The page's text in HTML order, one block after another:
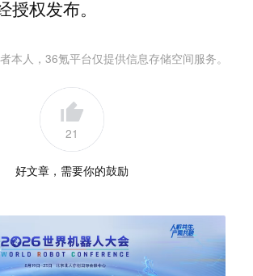
授权发布。
本人，36氪平台仅提供信息存储空间服务。
21
好文章，需要你的鼓励